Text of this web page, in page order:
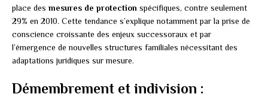
place des mesures de protection spécifiques, contre seulement
29% en 2010. Cette tendance s’explique notamment par la prise de
conscience croissante des enjeux successoraux et par
l’émergence de nouvelles structures familiales nécessitant des
adaptations juridiques sur mesure.
Démembrement et indivision :